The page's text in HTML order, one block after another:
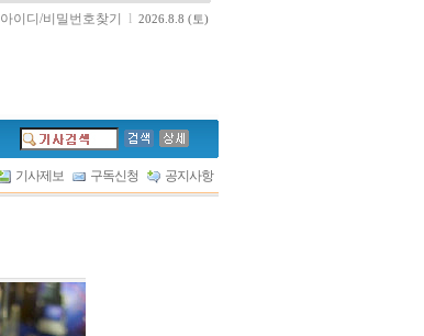
아이디/비밀번호찾기 l 2026.8.8 (토)
기사제보 구독신청 공지사항